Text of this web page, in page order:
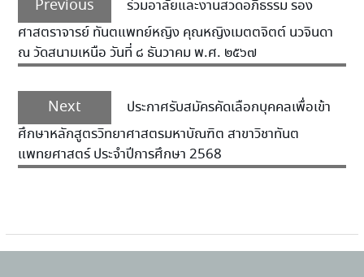
Previous
ร่วมอาลัยและงานสวดอภิธรรม รอง
ศาสตราจารย์ ทันตแพทย์หญิง คุณหญิงเมตตจิตต์ นวจินดา
ณ วัดสนามเหนือ วันที่ ๘ ธันวาคม พ.ศ. ๒๕๖๗
Next
ประกาศรับสมัครคัดเลือกบุคคลเพื่อเข้า
ศึกษาหลักสูตรวิทยาศาสตรมหาบัณฑิต สาขาวิชาทันต
แพทยศาสตร์ ประจำปีการศึกษา 2568